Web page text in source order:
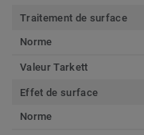
Traitement de surface
Norme
Valeur Tarkett
Effet de surface
Norme